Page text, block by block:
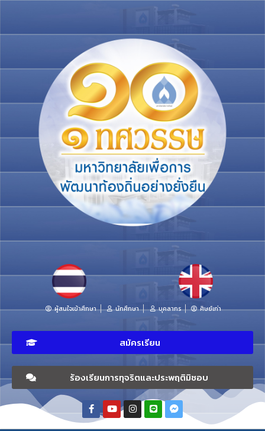
ผู้สนใจเข้าศึกษา นักศึกษา บุคลากร ศิษย์เก่า
สมัครเรียน
ร้องเรียนการทุจริตและประพฤติมิชอบ